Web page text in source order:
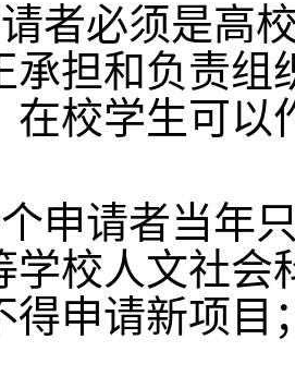
者必须是高
承担和负责组
在校学生可以
申请者当年
学校人文社会
得申请新项